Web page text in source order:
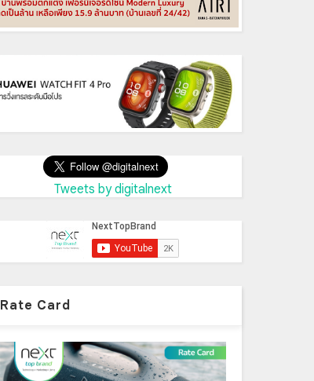
Tweets by digitalnext
Rate Card